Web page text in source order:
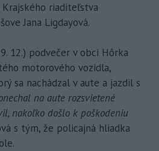
riaditeľstva
Jana Ligdayová.
12.) podvečer v obci Hôrka
motorového vozidla,
sa nachádzal v aute a jazdil s
na aute rozsvietené
nakoľko došlo k poškodeniu
s tým, že policajná hliadka